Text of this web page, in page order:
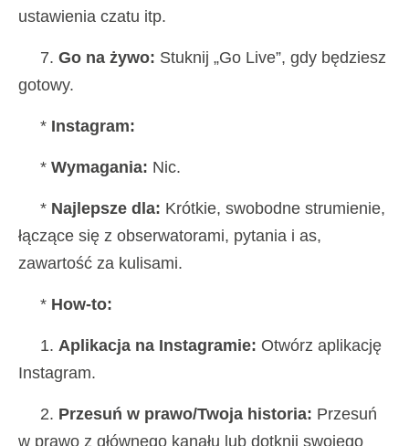
ustawienia czatu itp.
7. Go na żywo: Stuknij „Go Live”, gdy będziesz
gotowy.
* Instagram:
* Wymagania: Nic.
* Najlepsze dla: Krótkie, swobodne strumienie,
łączące się z obserwatorami, pytania i as,
zawartość za kulisami.
* How-to:
1. Aplikacja na Instagramie: Otwórz aplikację
Instagram.
2. Przesuń w prawo/Twoja historia: Przesuń
w prawo z głównego kanału lub dotknij swojego